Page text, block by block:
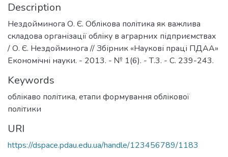
Description
Нездойминога О. Є. Облікова політика як важлива
складова організації обліку в аграрних підприємствах
/ О. Є. Нездойминога // Збірник «Наукові праці ПДАА»
Економічні науки. - 2013. - № 1(6). - Т.3. - С. 239-243.
Keywords
облікаво політика, етапи формування облікової
політики
URI
https://dspace.pdau.edu.ua/handle/123456789/1183